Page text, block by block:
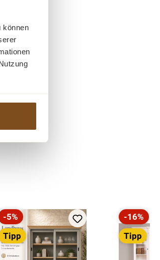
können
Rabatt
-5%
Tipp
Rabatt
-16%
Tipp